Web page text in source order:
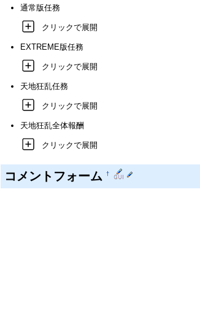
通常版任務
クリックで展開
EXTREME版任務
クリックで展開
天地狂乱任務
クリックで展開
天地狂乱全体報酬
クリックで展開
コメントフォーム †